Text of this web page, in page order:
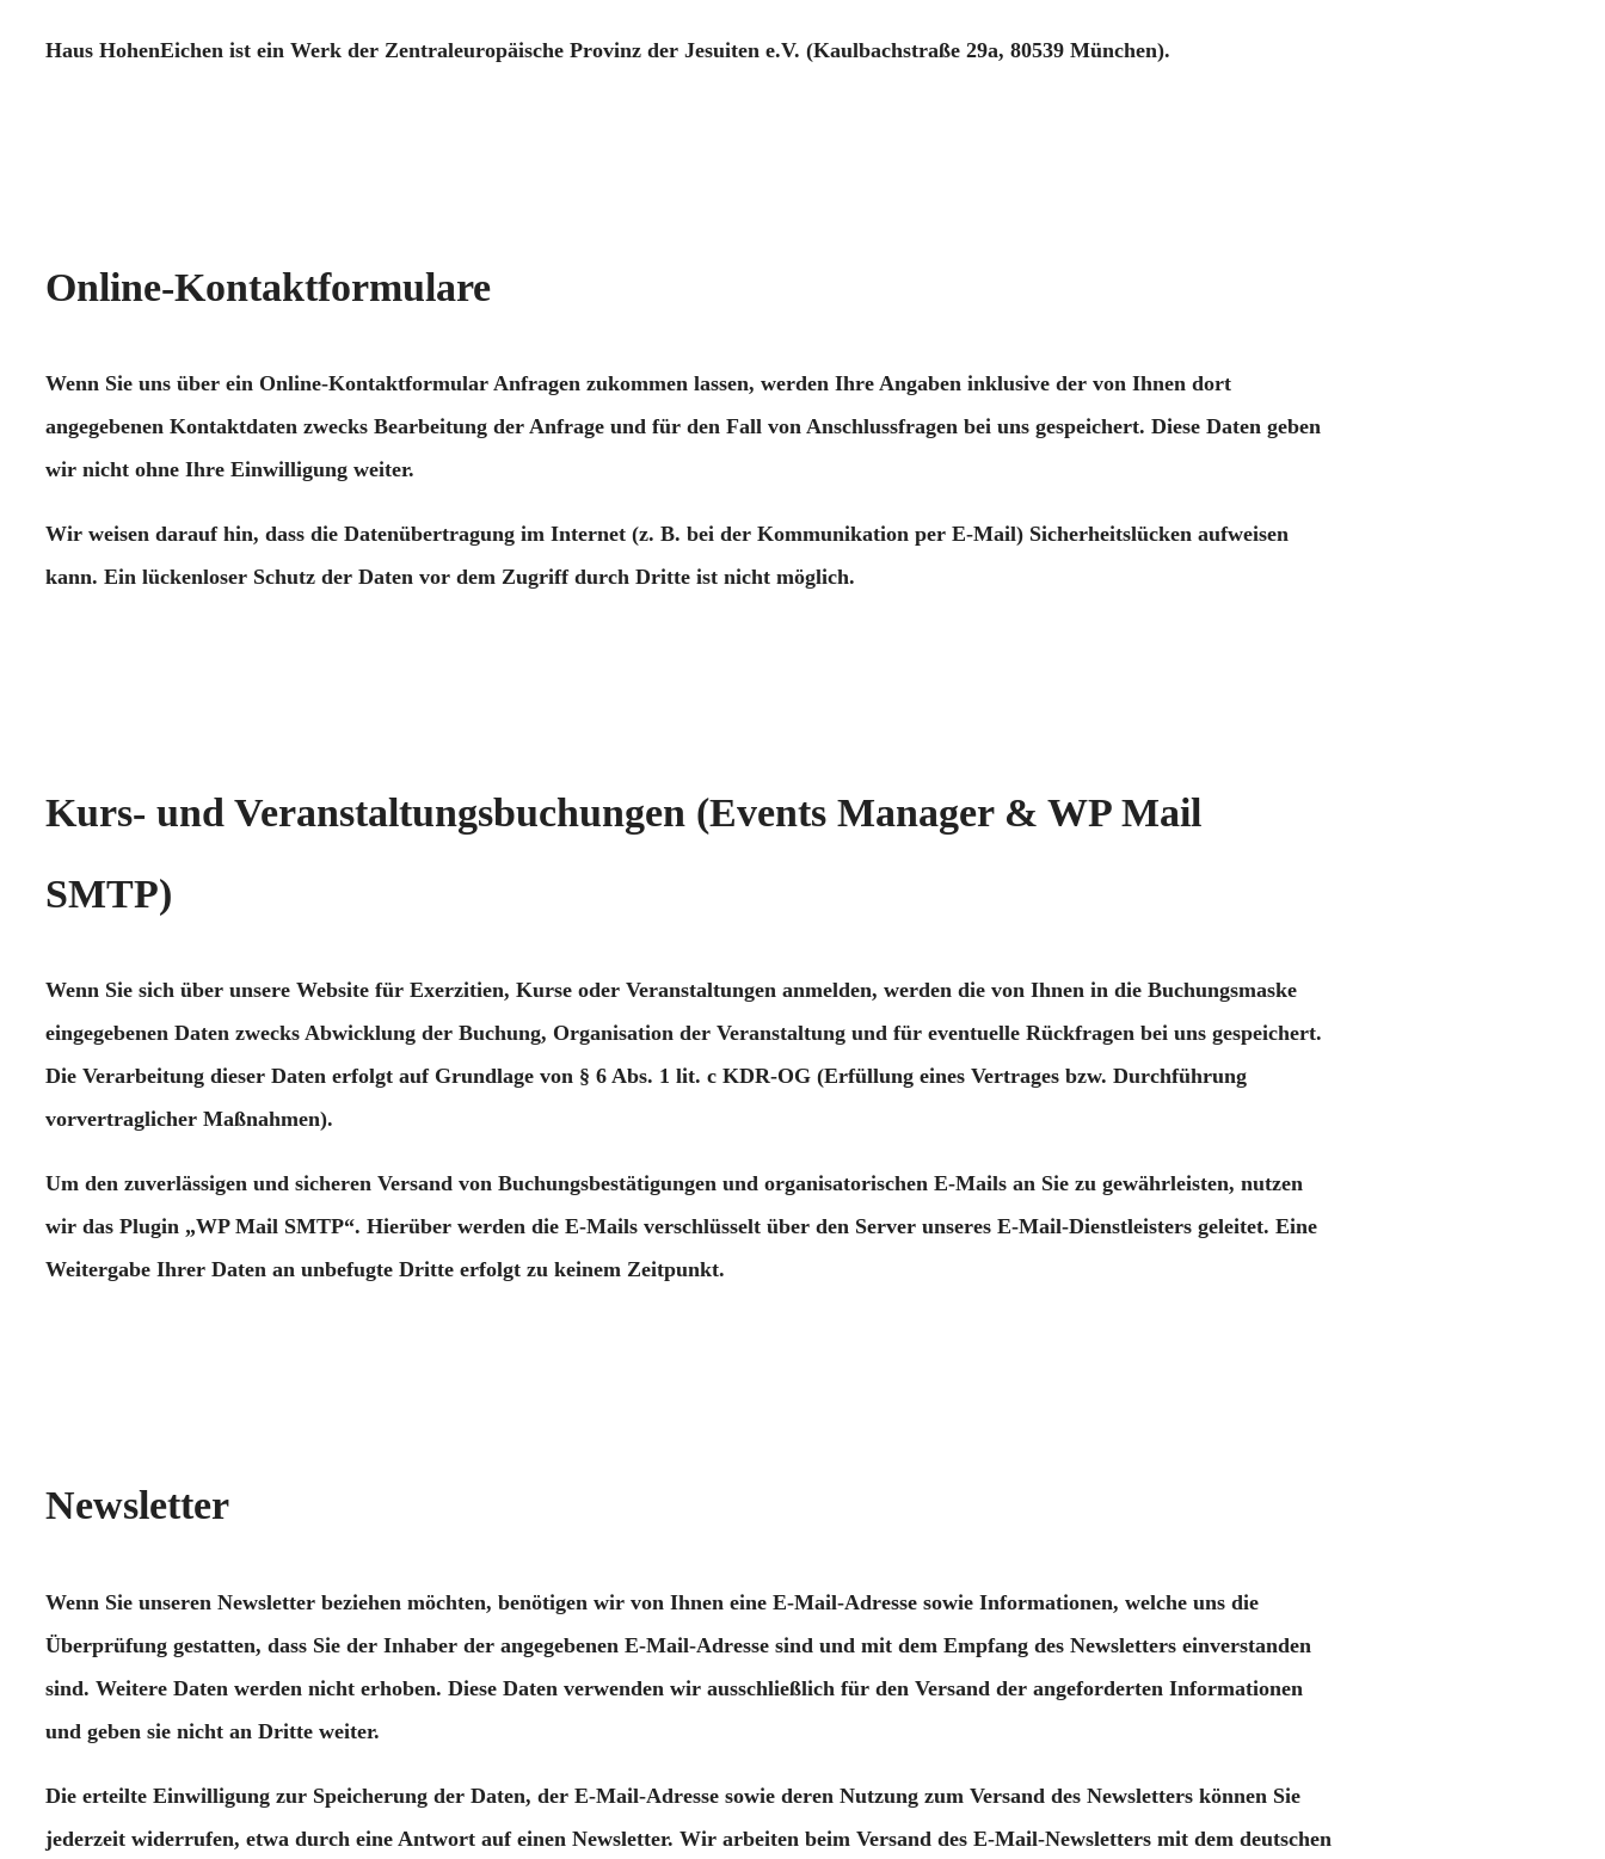
Haus HohenEichen ist ein Werk der Zentraleuropäische Provinz der Jesuiten e.V. (Kaulbachstraße 29a, 80539 München).
Online-Kontaktformulare
Wenn Sie uns über ein Online-Kontaktformular Anfragen zukommen lassen, werden Ihre Angaben inklusive der von Ihnen dort
angegebenen Kontaktdaten zwecks Bearbeitung der Anfrage und für den Fall von Anschlussfragen bei uns gespeichert. Diese Daten geben
wir nicht ohne Ihre Einwilligung weiter.
Wir weisen darauf hin, dass die Datenübertragung im Internet (z. B. bei der Kommunikation per E-Mail) Sicherheitslücken aufweisen
kann. Ein lückenloser Schutz der Daten vor dem Zugriff durch Dritte ist nicht möglich.
Kurs- und Veranstaltungsbuchungen (Events Manager & WP Mail
SMTP)
Wenn Sie sich über unsere Website für Exerzitien, Kurse oder Veranstaltungen anmelden, werden die von Ihnen in die Buchungsmaske
eingegebenen Daten zwecks Abwicklung der Buchung, Organisation der Veranstaltung und für eventuelle Rückfragen bei uns gespeichert.
Die Verarbeitung dieser Daten erfolgt auf Grundlage von § 6 Abs. 1 lit. c KDR-OG (Erfüllung eines Vertrages bzw. Durchführung
vorvertraglicher Maßnahmen).
Um den zuverlässigen und sicheren Versand von Buchungsbestätigungen und organisatorischen E-Mails an Sie zu gewährleisten, nutzen
wir das Plugin „WP Mail SMTP“. Hierüber werden die E-Mails verschlüsselt über den Server unseres E-Mail-Dienstleisters geleitet. Eine
Weitergabe Ihrer Daten an unbefugte Dritte erfolgt zu keinem Zeitpunkt.
Newsletter
Wenn Sie unseren Newsletter beziehen möchten, benötigen wir von Ihnen eine E-Mail-Adresse sowie Informationen, welche uns die
Überprüfung gestatten, dass Sie der Inhaber der angegebenen E-Mail-Adresse sind und mit dem Empfang des Newsletters einverstanden
sind. Weitere Daten werden nicht erhoben. Diese Daten verwenden wir ausschließlich für den Versand der angeforderten Informationen
und geben sie nicht an Dritte weiter.
Die erteilte Einwilligung zur Speicherung der Daten, der E-Mail-Adresse sowie deren Nutzung zum Versand des Newsletters können Sie
jederzeit widerrufen, etwa durch eine Antwort auf einen Newsletter. Wir arbeiten beim Versand des E-Mail-Newsletters mit dem deutschen